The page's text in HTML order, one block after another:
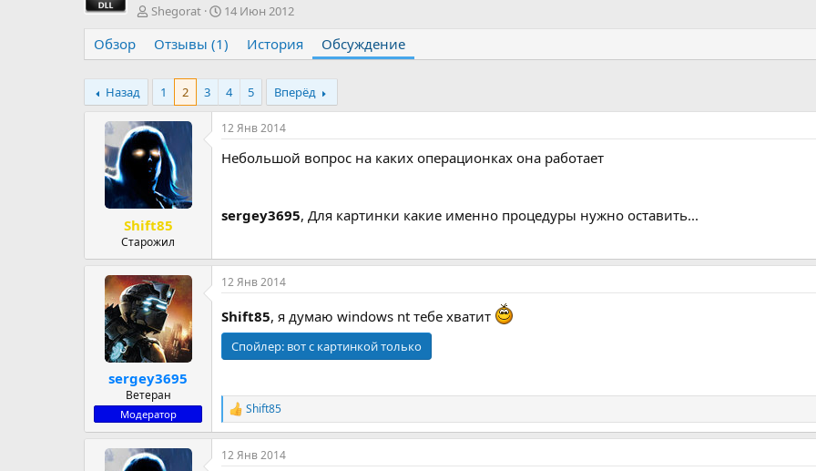
А
т
о
р
е
м
ы
Shegorat
Д
т
а
н
а
ч
а
л
а
14 Июн 2012
Обзор Отзывы (1) История Обсуждение
Назад 1 2 3 4 5 Вперёд
Shift85
Старожил
12 Янв 2014
Небольшой вопрос на каких операционках она работает
sergey3695, Для картинки какие именно процедуры нужно оставить...
sergey3695
Ветеран
Модератор
12 Янв 2014
Shift85, я думаю windows nt тебе хватит
Спойлер: вот с картинкой только
Р
е
а
к
Shift85
12 Янв 2014